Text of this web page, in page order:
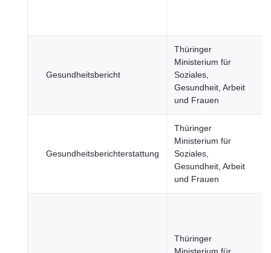
Gesundheitsbericht
Thüringer
Ministerium für
Soziales,
Gesundheit, Arbeit
und Frauen
Gesundheitsberichterstattung
Thüringer
Ministerium für
Soziales,
Gesundheit, Arbeit
und Frauen
Thüringer